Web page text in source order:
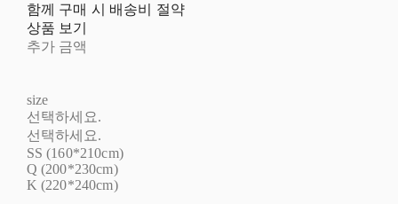
함께 구매 시 배송비 절약
상품 보기
추가 금액
size
선택하세요.
선택하세요.
SS (160*210cm)
Q (200*230cm)
K (220*240cm)